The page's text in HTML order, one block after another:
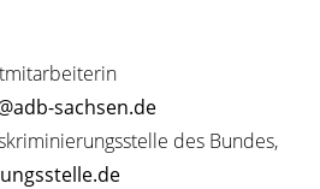
sachsen.de
des Bundes,